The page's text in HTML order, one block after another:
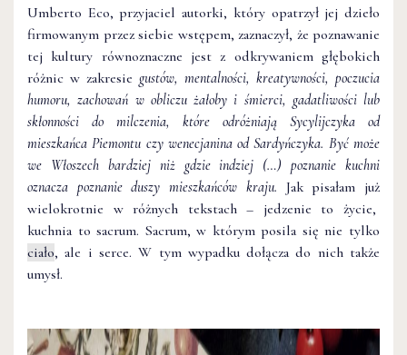
Umberto Eco, przyjaciel autorki, który opatrzył jej dzieło
firmowanym przez siebie wstępem, zaznaczył, że poznawanie
tej kultury równoznaczne jest z odkrywaniem głębokich
różnic w zakresie gustów, mentalności, kreatywności, poczucia
humoru, zachowań w obliczu żałoby i śmierci, gadatliwości lub
skłonności do milczenia, które odróżniają Sycylijczyka od
mieszkańca Piemontu czy wenecjanina od Sardyńczyka. Być może
we Włoszech bardziej niż gdzie indziej (…) poznanie kuchni
oznacza poznanie duszy mieszkańców kraju. Jak pisałam już
wielokrotnie w różnych tekstach – jedzenie to życie,
kuchnia to sacrum. Sacrum, w którym posila się nie tylko
ciało, ale i serce. W tym wypadku dołącza do nich także
umysł.